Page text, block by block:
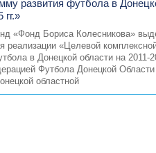
развития футбола в
«Фонд Бориса Колесникова»
реализации «Целевой
в Донецкой области на 2011-
Футбола Донецкой Области
областной